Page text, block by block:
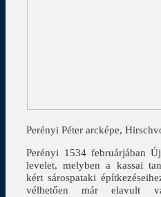
Perényi Péter arcképe,
Perényi 1534 februárjában
levelet, melyben a kassai
kért sárospataki
vélhetően már elavult